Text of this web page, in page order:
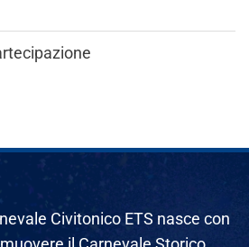
Civitonico ETS nasce con